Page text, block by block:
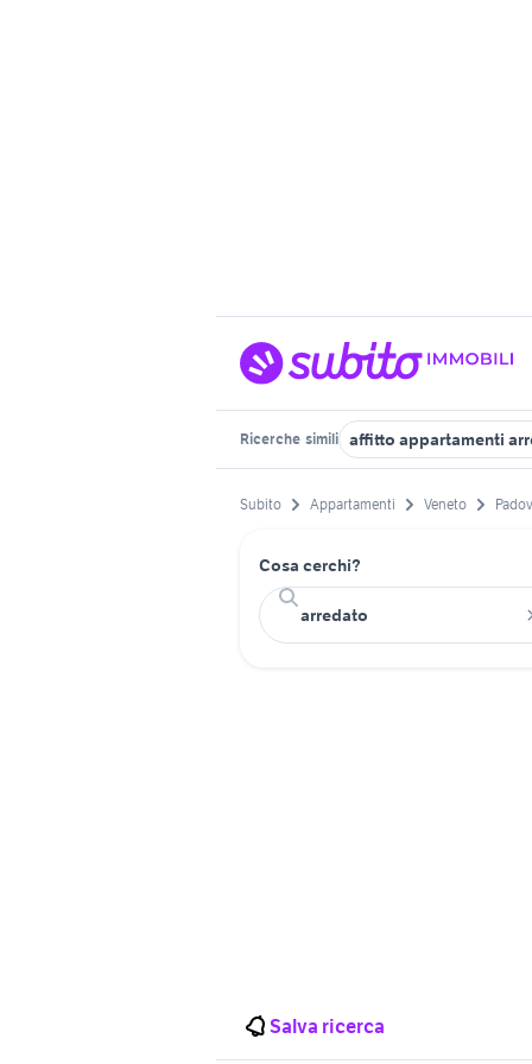
Ricerche simili affitto appartamenti
Subito Appartamenti Veneto
Cosa cerchi?
Salva ricerca